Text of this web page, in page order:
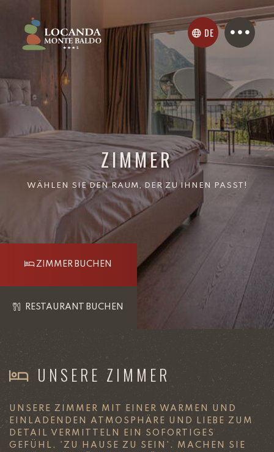
DE
ZIMMER
WÄHLEN SIE DEN RAUM, DER ZU IHNEN PASST!
ZIMMER BUCHEN
RESTAURANT BUCHEN
UNSERE ZIMMER
UNSERE ZIMMER MIT EINER WARMEN UND
EINLADENDEN ATMOSPHÄRE UND LIEBE ZUM
DETAIL VERMITTELN EIN SOFORTIGES
GEFÜHL, 'ZU HAUSE ZU SEIN'. MACHEN SIE